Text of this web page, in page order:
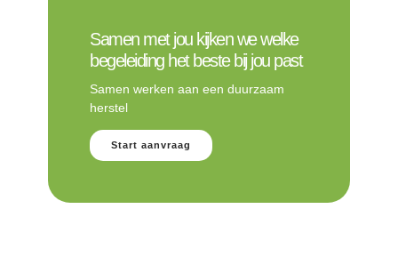
Samen met jou kijken we welke
begeleiding het beste bij jou past
Samen werken aan een duurzaam
herstel
Start aanvraag